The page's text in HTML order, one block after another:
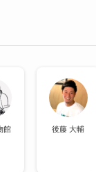
館 後藤 大輔